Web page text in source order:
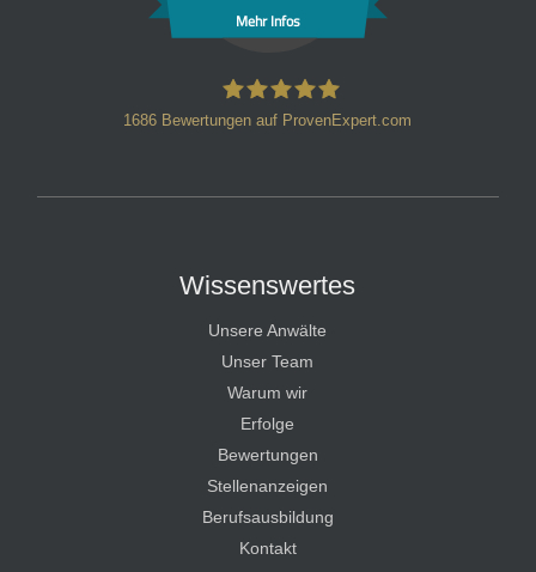
Mehr Infos
1686 Bewertungen auf ProvenExpert.com
Wissenswertes
Unsere Anwälte
Unser Team
Warum wir
Erfolge
Bewertungen
Stellenanzeigen
Berufsausbildung
Kontakt